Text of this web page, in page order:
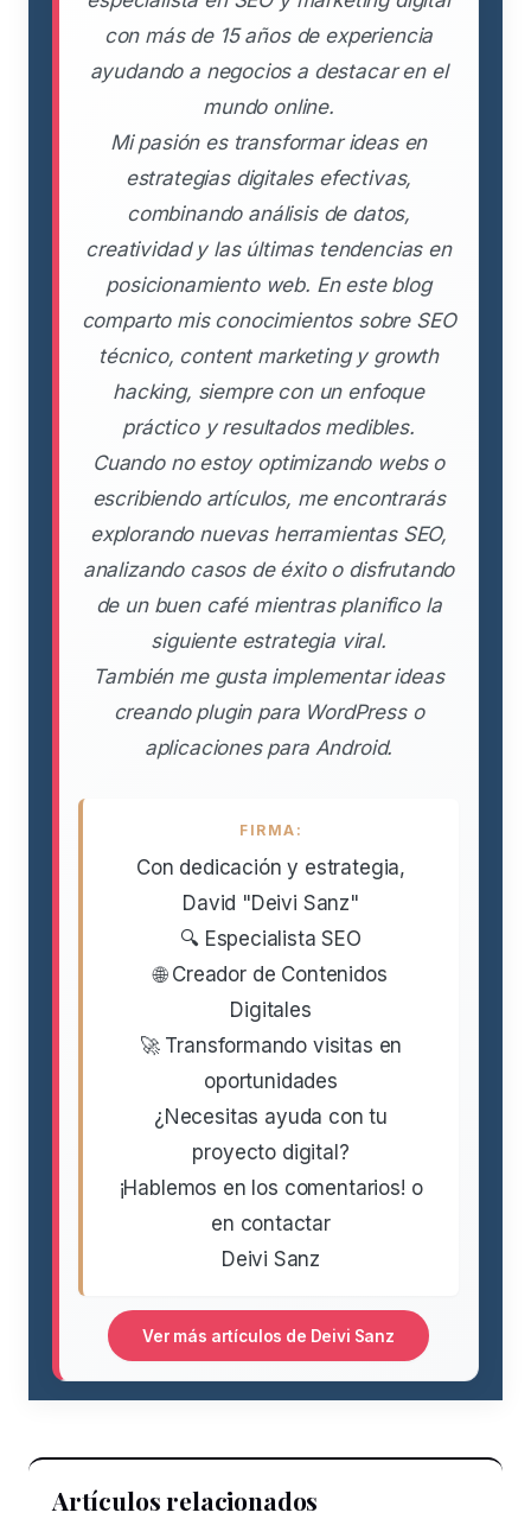
con más de 15 años de experiencia
ayudando a negocios a destacar en el
mundo online.
Mi pasión es transformar ideas en
estrategias digitales efectivas,
combinando análisis de datos,
creatividad y las últimas tendencias en
posicionamiento web. En este blog
comparto mis conocimientos sobre SEO
técnico, content marketing y growth
hacking, siempre con un enfoque
práctico y resultados medibles.
Cuando no estoy optimizando webs o
escribiendo artículos, me encontrarás
explorando nuevas herramientas SEO,
analizando casos de éxito o disfrutando
de un buen café mientras planifico la
siguiente estrategia viral.
También me gusta implementar ideas
creando plugin para WordPress o
aplicaciones para Android.
FIRMA:
Con dedicación y estrategia,
David "Deivi Sanz"
🔍 Especialista SEO
🌐 Creador de Contenidos
Digitales
🚀 Transformando visitas en
oportunidades
¿Necesitas ayuda con tu
proyecto digital?
¡Hablemos en los comentarios! o
en contactar
Deivi Sanz
Ver más artículos de Deivi Sanz
Artículos relacionados